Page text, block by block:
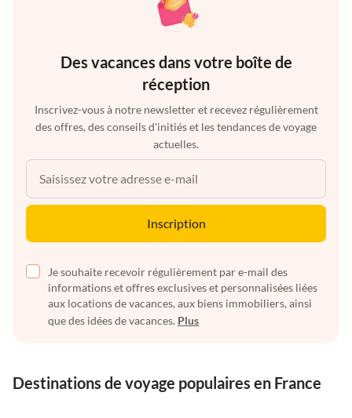
Des vacances dans votre boîte de
réception
Inscrivez-vous à notre newsletter et recevez régulièrement
des offres, des conseils d'initiés et les tendances de voyage
actuelles.
Inscription
Je souhaite recevoir régulièrement par e-mail des
informations et offres exclusives et personnalisées liées
aux locations de vacances, aux biens immobiliers, ainsi
que des idées de vacances. Plus
Destinations de voyage populaires en France